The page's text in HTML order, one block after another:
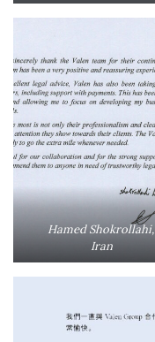
Hamed Shokrollahi,
Iran